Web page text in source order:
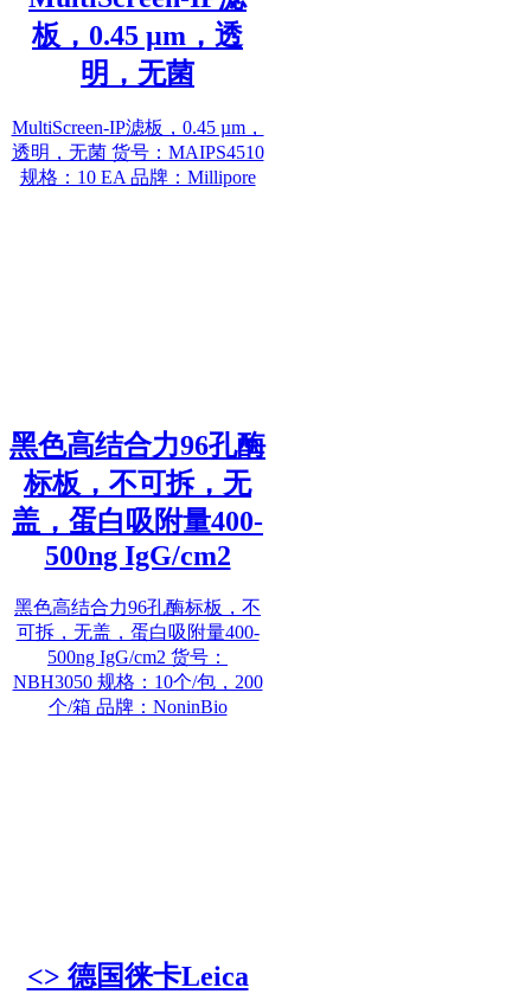
板，0.45 µm，透
明，无菌
MultiScreen-IP滤板，0.45 µm，
透明，无菌 货号：MAIPS4510
规格：10 EA 品牌：Millipore
黑色高结合力96孔酶
标板，不可拆，无
盖，蛋白吸附量400-
500ng IgG/cm2
黑色高结合力96孔酶标板，不
可拆，无盖，蛋白吸附量400-
500ng IgG/cm2 货号：
NBH3050 规格：10个/包，200
个/箱 品牌：NoninBio
<> 德国徕卡Leica